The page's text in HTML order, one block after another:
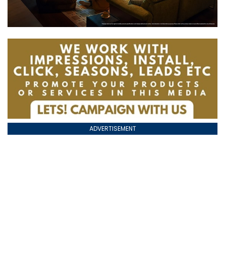
ADVERTISEMENT